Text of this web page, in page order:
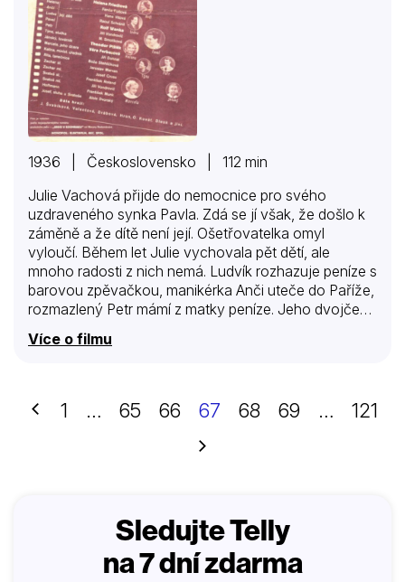
1936 | Československo | 112 min
Julie Vachová přijde do nemocnice pro svého
uzdraveného synka Pavla. Zdá se jí však, že došlo k
záměně a že dítě není její. Ošetřovatelka omyl
vyloučí. Během let Julie vychovala pět dětí, ale
mnoho radosti z nich nemá. Ludvík rozhazuje peníze s
barovou zpěvačkou, manikérka Anči uteče do Paříže,
rozmazlený Petr mámí z matky peníze. Jeho dvojče
Pavla neměla matka od příhody v nemocnici ráda,
přestože on jediný z dětí jí pomáhá. Pavel pracuje v
přednost Petrovi. Fotografie v novinách potvrdí
matčino tušení. Podle naprosté podoby pozná, že
Petrovým skutečným dvojčetem je houslista Jan
Více o filmu
Předchozí
1 … 65 66 67 68 69 …
121
Další
Sledujte Telly
na 7 dní zdarma